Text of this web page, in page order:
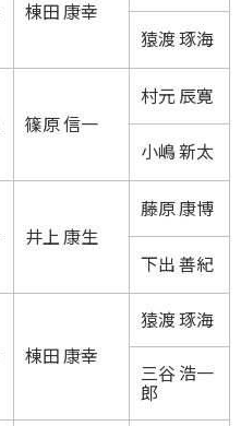
棟田 康幸
猿渡 琢海
篠原 信一
村元 辰寛
小嶋 新太
井上 康生
藤原 康博
下出 善紀
棟田 康幸
猿渡 琢海
三谷 浩一
郎